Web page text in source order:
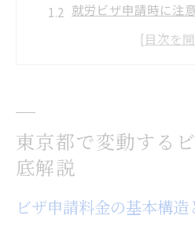
就労ビザ申請時に注
最新動向で読み解くビザ
最新のビザ申請費用
理
東京都で変動する
底解説
ビザ申請料金の基本構